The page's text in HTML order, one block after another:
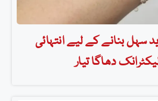
سہل بنانے کے لیے انتہائی
دھاگا تیار